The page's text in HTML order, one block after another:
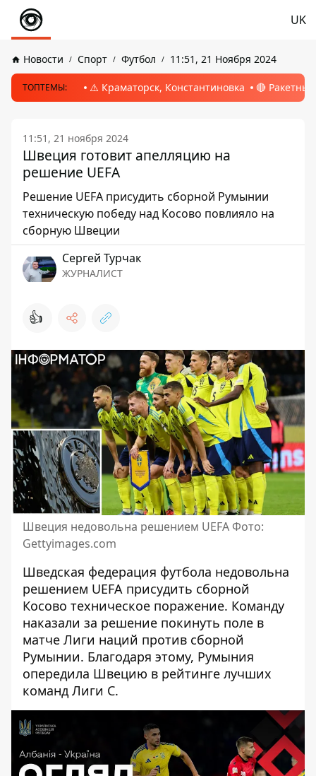
UK
Новости Спорт Футбол 11:51, 21 Ноября 2024
ТОПТЕМЫ: ⚠️ Краматорск, Константиновка 🔴
11:51, 21 ноября 2024
Швеция готовит апелляцию на
решение UEFA
Решение UEFA присудить сборной Румынии
техническую победу над Косово повлияло на
сборную Швеции
Сергей Турчак
ЖУРНАЛИСТ
👍
Швеция недовольна решением UEFA Фото:
Gettyimages.com
Шведская федерация футбола недовольна
решением UEFA присудить сборной
Косово техническое поражение. Команду
наказали за решение покинуть поле в
матче Лиги наций против сборной
Румынии. Благодаря этому, Румыния
опередила Швецию в рейтинге лучших
команд Лиги С.